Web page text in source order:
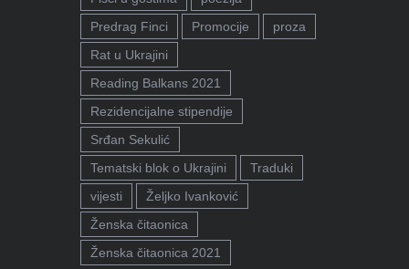
Predrag Finci
Promocije
proza
Rat u Ukrajini
Reading Balkans 2021
Rezidencijalne stipendije
Srđan Sekulić
Tematski blok o Ukrajini
Traduki
vijesti
Željko Ivanković
Ženska čitaonica
Ženska čitaonica 2021